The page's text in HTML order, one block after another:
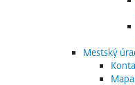
Mestský